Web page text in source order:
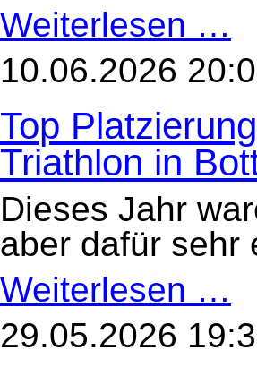
Weiterlesen … und
ein
–
des
e.V.
17.
in
10.06.2026
Top
Triathlon in
Dieses Jahr
aber dafür sehr
Weiterlesen … für
29.05.2026